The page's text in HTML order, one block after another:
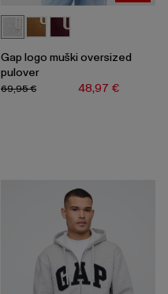
Gap logo muški oversized
pulover
48,97 €
69,95 €